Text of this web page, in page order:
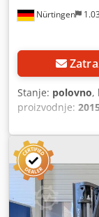
Nürtingen
Stanje: polovno,
proizvodnje:
tačka
triplex,
1.200 mm,
dimenzija
Oprema:kabina,
Dcjdpfxsx S S